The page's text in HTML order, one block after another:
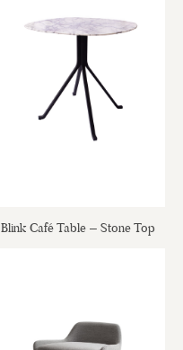
Blink Café Table – Stone Top